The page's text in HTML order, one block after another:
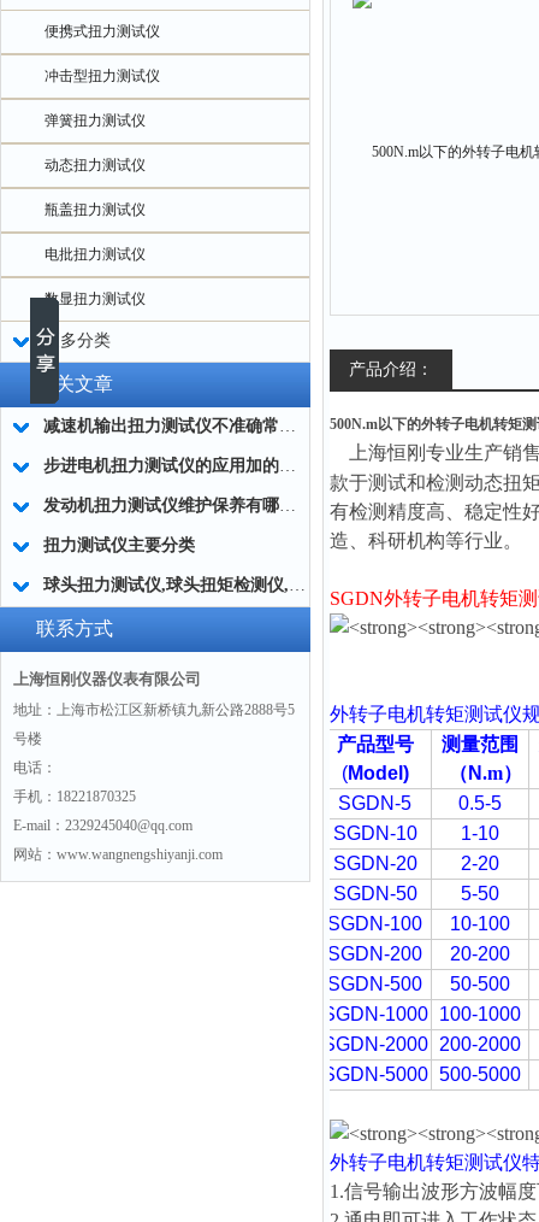
便携式扭力测试仪
冲击型扭力测试仪
弹簧扭力测试仪
动态扭力测试仪
瓶盖扭力测试仪
电批扭力测试仪
数显扭力测试仪
更多分类
相关文章
减速机输出扭力测试仪不准确常用的处理方法
步进电机扭力测试仪的应用加的广泛
发动机扭力测试仪维护保养有哪些分类?
扭力测试仪主要分类
球头扭力测试仪,球头扭矩检测仪,汽车球头旋转扭矩测定仪
联系方式
上海恒刚仪器仪表有限公司
地址：上海市松江区新桥镇九新公路2888号5
号楼
电话：
手机：18221870325
E-mail：2329245040@qq.com
网站：www.wangnengshiyanji.com
产品介绍：
500N.m以下的外转子电机转矩
上海恒刚专业生产销
款于测试和检测动态扭
有检测精度高、稳定性
造、科研机构等行业。
SGDN外转子电机转矩
外转子电机转矩测试仪
产品型号
(Model)
测量范围
（ N.m）
SGDN-5
0.5-5
SGDN-10
1-10
SGDN-20
2-20
SGDN-50
5-50
SGDN-100
10-100
SGDN-200
20-200
SGDN-500
50-500
SGDN-1000 100-1000
SGDN-2000 200-2000
SGDN-5000 500-5000
外转子电机转矩测试仪
1.信号输出波形方波幅